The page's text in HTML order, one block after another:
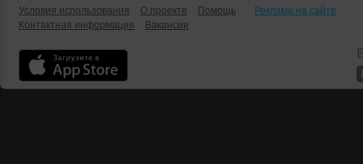
Условия использования
О проекте Помощь
Реклама на сайте
Контактная информация
Вакансии